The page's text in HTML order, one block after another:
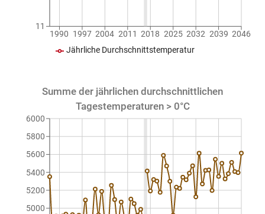
1990 1997 2004 2011 2018 2025 2032 2039 2046
11
Jährliche Durchschnittstemperatur
Summe der jährlichen durchschnittlichen
Tagestemperaturen > 0°C
5000
5200
5400
5600
5800
6000